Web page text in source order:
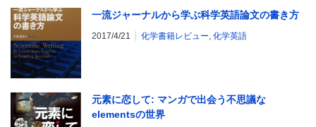
一流ジャーナルから学ぶ科学英語論文の書き方
2017/4/21 化学書籍レビュー, 化学英語
元素に恋して: マンガで出会う不思議な
elementsの世界